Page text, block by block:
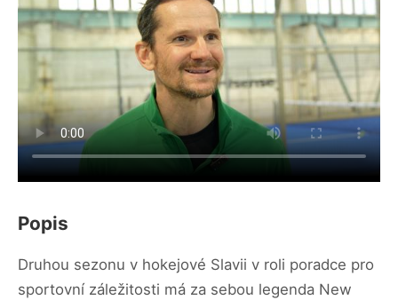
Popis
Druhou sezonu v hokejové Slavii v roli poradce pro
sportovní záležitosti má za sebou legenda New